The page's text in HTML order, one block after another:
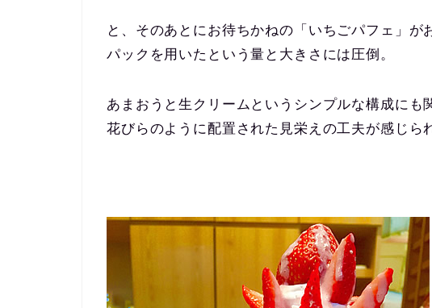
と、そのあとにお待ちかねの「いちごパフェ」が
パックを用いたという量と大きさには圧倒。
あまおうと生クリームというシンプルな構成にも
花びらのように配置された見栄えの工夫が感じら